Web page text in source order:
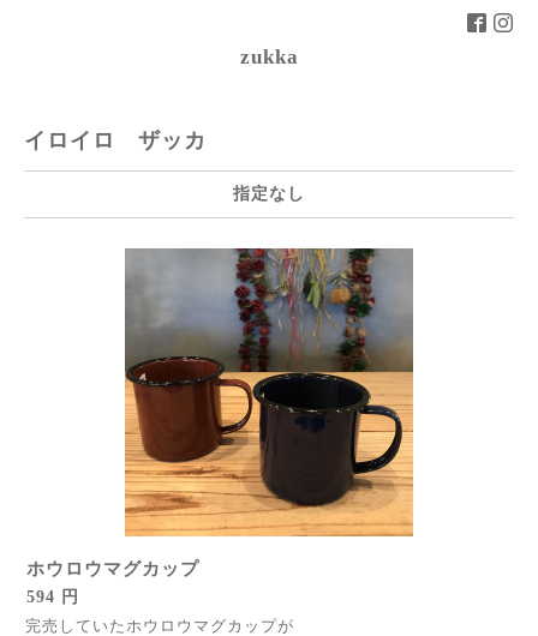
zukka
イロイロ ザッカ
指定なし
ホウロウマグカップ
594 円
完売していたホウロウマグカップが